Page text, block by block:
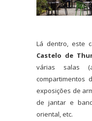
Lá dentro, este
Castelo de
várias salas
compartimentos
exposições de
de jantar e
oriental, etc.